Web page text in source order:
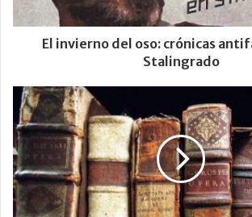
El invierno del oso: crónicas
Stalingrado